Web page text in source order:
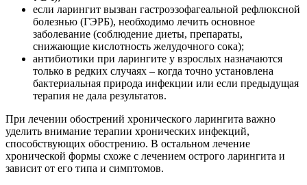
если ларингит вызван гастроэзофагеальной рефлюксной
болезнью (ГЭРБ), необходимо лечить основное
заболевание (соблюдение диеты, препараты,
снижающие кислотность желудочного сока);
антибиотики при ларингите у взрослых назначаются
только в редких случаях – когда точно установлена
бактериальная природа инфекции или если предыдущая
терапия не дала результатов.
При лечении обострений хронического ларингита важно
уделить внимание терапии хронических инфекций,
способствующих обострению. В остальном лечение
хронической формы схоже с лечением острого ларингита и
зависит от его типа и симптомов.